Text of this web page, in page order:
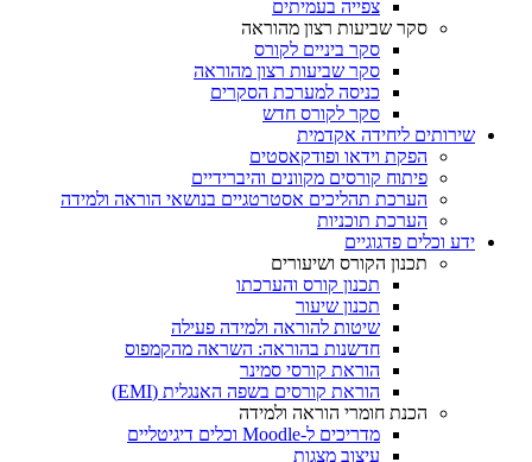
צפייה בעמיתים
סקר שביעות רצון מהוראה
סקר ביניים לקורס
סקר שביעות רצון מהוראה
כניסה למערכת הסקרים
סקר לקורס חדש
שירותים ליחידה אקדמית
הפקת וידאו ופודקאסטים
פיתוח קורסים מקוונים והיברידיים
הערכת תהליכים אסטרטגיים בנושאי הוראה ולמידה
הערכת תוכניות
ידע וכלים פדגוגיים
תכנון הקורס ושיעורים
תכנון קורס והערכתו
תכנון שיעור
שיטות להוראה ולמידה פעילה
חדשנות בהוראה: השראה מהקמפוס
הוראת קורסי סמינר
הוראת קורסים בשפה האנגלית (EMI)
הכנת חומרי הוראה ולמידה
מדריכים ל-Moodle וכלים דיגיטליים
עיצוב מצגות